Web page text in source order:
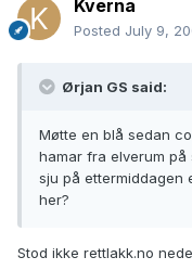
Kverna
Posted July 9,
Ørjan GS said:
Møtte en blå sedan
hamar fra elverum på
sju på ettermiddagen
her?
Stod ikke rettlakk.no